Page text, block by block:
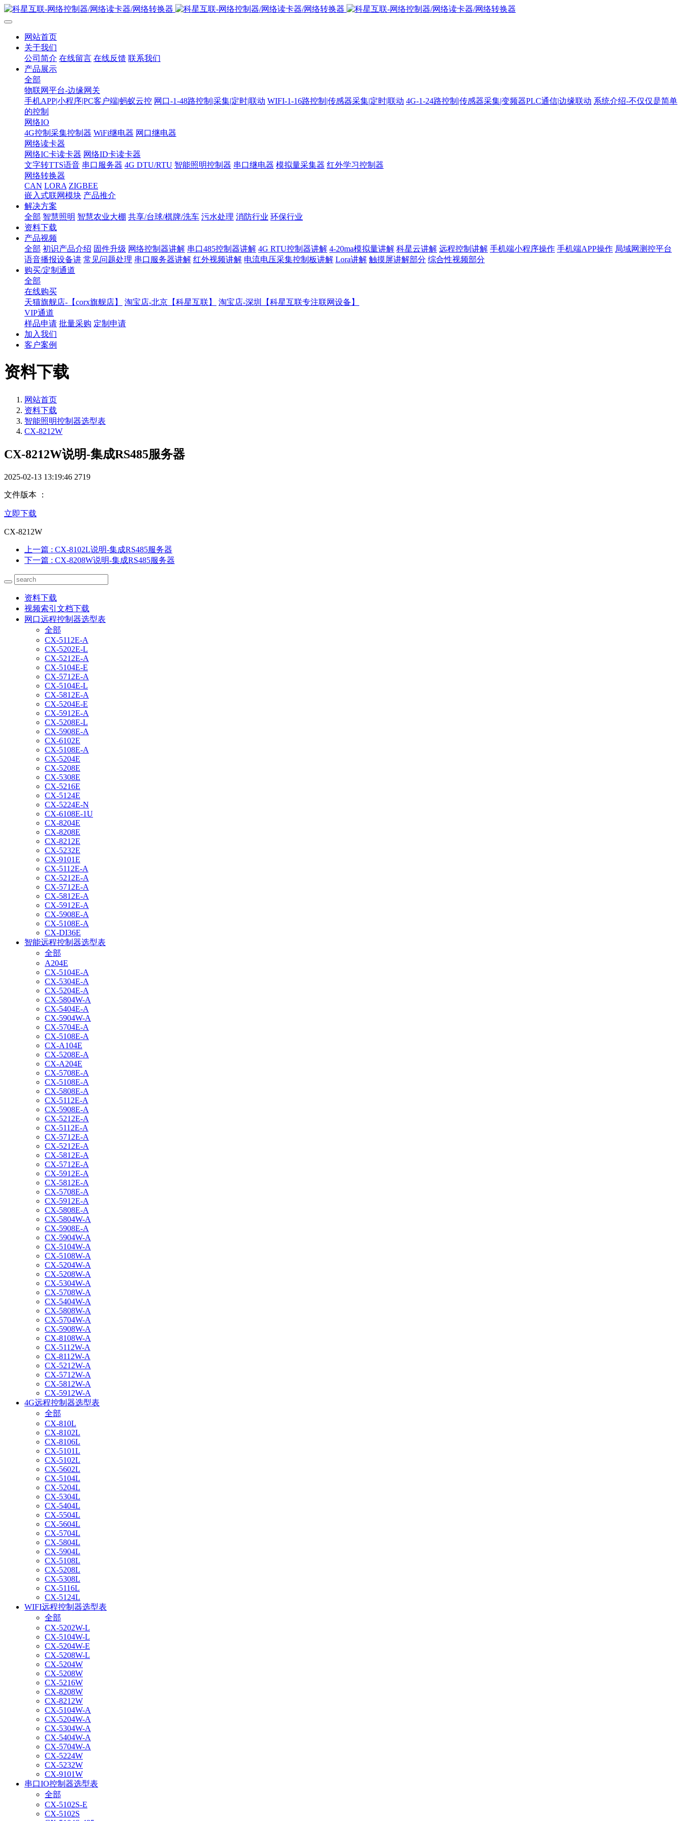
网站首页
关于我们
公司简介 在线留言 在线反馈 联系我们
产品展示
全部
物联网平台-边缘网关
手机APP|小程序|PC客户端|蚂蚁云控 网口-1-48路控制|采集|定时|联动 WIFI-1-16路控制|传感器采集|定时|联动 4G-1-24路控制|传感器采集|变频器PLC通信|边缘联动 系统介绍-不仅仅是简单
的控制
网络IO
4G控制采集控制器 WiFi继电器 网口继电器
网络读卡器
网络IC卡读卡器 网络ID卡读卡器
文字转TTS语音 串口服务器 4G DTU/RTU 智能照明控制器 串口继电器 模拟量采集器 红外学习控制器
网络转换器
CAN LORA ZIGBEE
嵌入式联网模块 产品推介
解决方案
全部 智慧照明 智慧农业大棚 共享/台球/棋牌/洗车 污水处理 消防行业 环保行业
资料下载
产品视频
全部 初识产品介绍 固件升级 网络控制器讲解 串口485控制器讲解 4G RTU控制器讲解 4-20ma模拟量讲解 科星云讲解 远程控制讲解 手机端小程序操作 手机端APP操作 局域网测控平台
语音播报设备讲 常见问题处理 串口服务器讲解 红外视频讲解 电流电压采集控制板讲解 Lora讲解 触摸屏讲解部分 综合性视频部分
购买/定制通道
全部
在线购买
天猫旗舰店-【corx旗舰店】
淘宝店-北京【科星互联】
淘宝店-深圳【科星互联专注联网设备】
VIP通道
样品申请 批量采购 定制申请
加入我们
客户案例
资料下载
网站首页
资料下载
智能照明控制器选型表
CX-8212W
CX-8212W说明-集成RS485服务器
2025-02-13 13:19:46 2719
文件版本 ：
立即下载
CX-8212W
上一篇 : CX-8102L说明-集成RS485服务器
下一篇 : CX-8208W说明-集成RS485服务器
资料下载
视频索引文档下载
网口远程控制器选型表
全部
CX-5112E-A
CX-5202E-L
CX-5212E-A
CX-5104E-E
CX-5712E-A
CX-5104E-L
CX-5812E-A
CX-5204E-E
CX-5912E-A
CX-5208E-L
CX-5908E-A
CX-6102E
CX-5108E-A
CX-5204E
CX-5208E
CX-5308E
CX-5216E
CX-5124E
CX-5224E-N
CX-6108E-1U
CX-8204E
CX-8208E
CX-8212E
CX-5232E
CX-9101E
CX-5112E-A
CX-5212E-A
CX-5712E-A
CX-5812E-A
CX-5912E-A
CX-5908E-A
CX-5108E-A
CX-DI36E
智能远程控制器选型表
全部
A204E
CX-5104E-A
CX-5304E-A
CX-5204E-A
CX-5804W-A
CX-5404E-A
CX-5904W-A
CX-5704E-A
CX-5108E-A
CX-A104E
CX-5208E-A
CX-A204E
CX-5708E-A
CX-5108E-A
CX-5808E-A
CX-5112E-A
CX-5908E-A
CX-5212E-A
CX-5112E-A
CX-5712E-A
CX-5212E-A
CX-5812E-A
CX-5712E-A
CX-5912E-A
CX-5812E-A
CX-5708E-A
CX-5912E-A
CX-5808E-A
CX-5804W-A
CX-5908E-A
CX-5904W-A
CX-5104W-A
CX-5108W-A
CX-5204W-A
CX-5208W-A
CX-5304W-A
CX-5708W-A
CX-5404W-A
CX-5808W-A
CX-5704W-A
CX-5908W-A
CX-8108W-A
CX-5112W-A
CX-8112W-A
CX-5212W-A
CX-5712W-A
CX-5812W-A
CX-5912W-A
4G远程控制器选型表
全部
CX-810L
CX-8102L
CX-8106L
CX-5101L
CX-5102L
CX-5602L
CX-5104L
CX-5204L
CX-5304L
CX-5404L
CX-5504L
CX-5604L
CX-5704L
CX-5804L
CX-5904L
CX-5108L
CX-5208L
CX-5308L
CX-5116L
CX-5124L
WIFI远程控制器选型表
全部
CX-5202W-L
CX-5104W-L
CX-5204W-E
CX-5208W-L
CX-5204W
CX-5208W
CX-5216W
CX-8208W
CX-8212W
CX-5104W-A
CX-5204W-A
CX-5304W-A
CX-5404W-A
CX-5704W-A
CX-5224W
CX-5232W
CX-9101W
串口IO控制器选型表
全部
CX-5102S-E
CX-5102S